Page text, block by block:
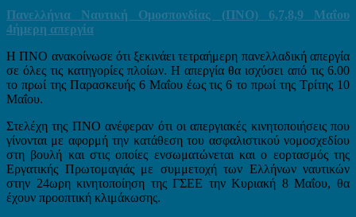
Πανελλήνια Ναυτική Ομοσπονδίας (ΠΝΟ) 6,7,8,9 Μαΐου
4ήμερη απεργία
H ΠΝΟ ανακοίνωσε ότι ξεκινάει τετραήμερη πανελλαδική απεργία
σε όλες τις κατηγορίες πλοίων. Η απεργία θα ισχύσει από τις 6.00
το πρωί της Παρασκευής 6 Μαΐου έως τις 6 το πρωί της Τρίτης 10
Μαΐου.
Στελέχη της ΠΝΟ ανέφεραν ότι οι απεργιακές κινητοποιήσεις που
γίνονται με αφορμή την κατάθεση του ασφαλιστικού νομοσχεδίου
στη βουλή και στις οποίες ενσωματώνεται και ο εορτασμός της
Εργατικής Πρωτομαγιάς με συμμετοχή των Ελλήνων ναυτικών
στην 24ωρη κινητοποίηση της ΓΣΕΕ την Κυριακή 8 Μαΐου, θα
έχουν προοπτική κλιμάκωσης.